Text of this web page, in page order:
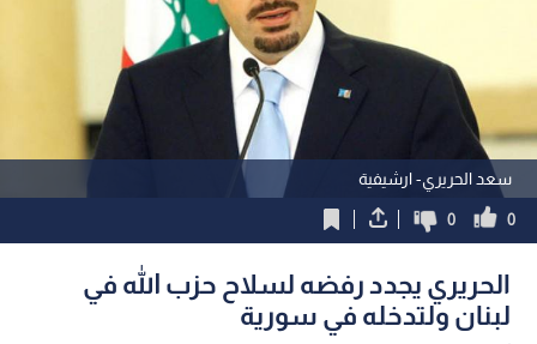
سعد الحريري- ارشيفية
0
0
الحريري يجدد رفضه لسلاح حزب الله في
لبنان ولتدخله في سورية